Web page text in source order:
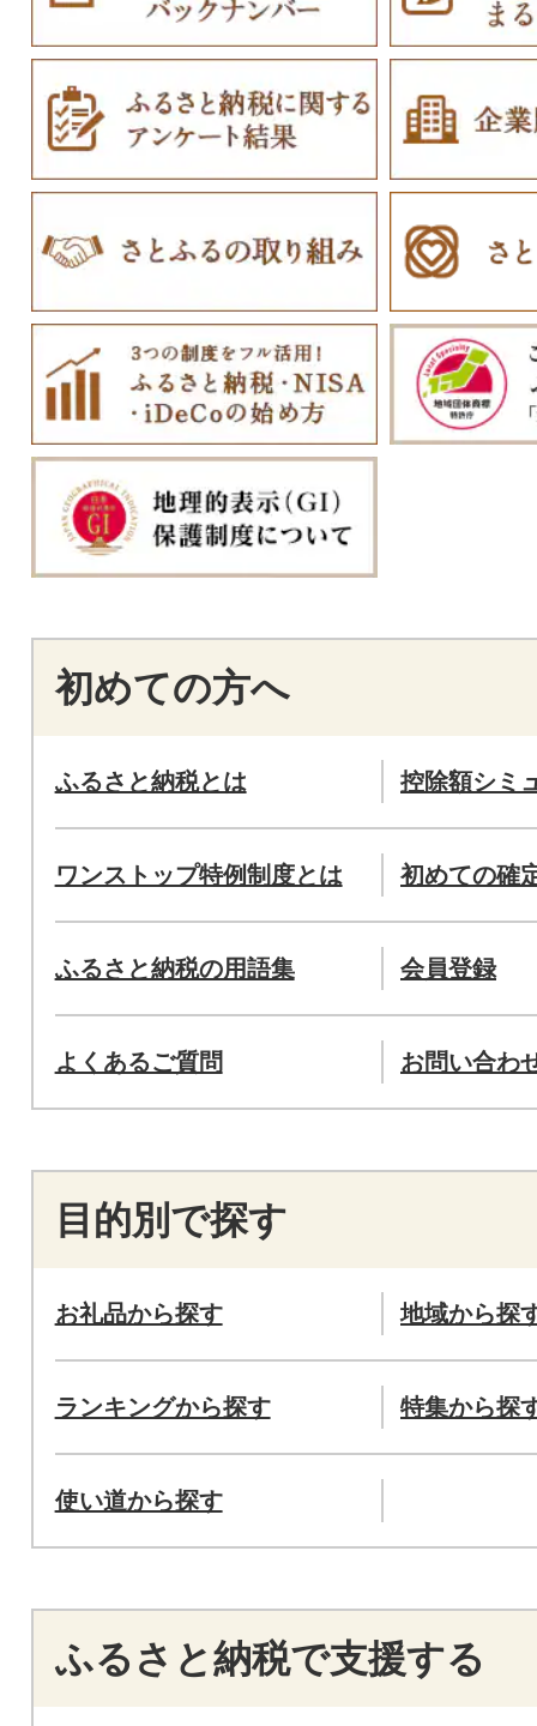
初めての方へ
ふるさと納税とは 控除額シミ
ワンストップ特例制度とは 初めての確
ふるさと納税の用語集 会員登録
よくあるご質問 お問い合わ
目的別で探す
お礼品から探す 地域から探
ランキングから探す 特集から探
使い道から探す
ふるさと納税で支援する